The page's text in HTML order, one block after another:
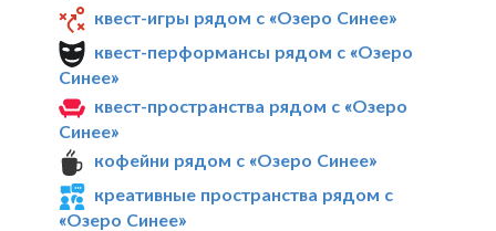
квест-игры рядом с «Озеро Синее»
квест-перформансы рядом с «Озеро
Синее»
квест-пространства рядом с «Озеро
Синее»
кофейни рядом с «Озеро Синее»
креативные пространства рядом с
«Озеро Синее»